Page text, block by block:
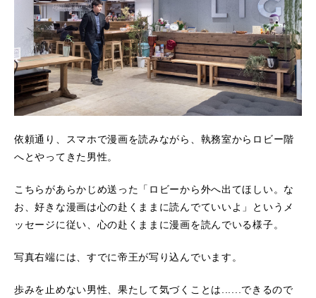
依頼通り、スマホで漫画を読みながら、執務室からロビー階
へとやってきた男性。
こちらがあらかじめ送った「ロビーから外へ出てほしい。な
お、好きな漫画は心の赴くままに読んでていいよ」というメ
ッセージに従い、心の赴くままに漫画を読んでいる様子。
写真右端には、すでに帝王が写り込んでいます。
歩みを止めない男性、果たして気づくことは......できるので